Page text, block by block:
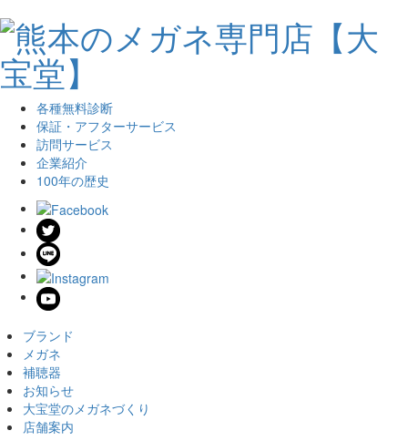
各種無料診断
保証・アフターサービス
訪問サービス
企業紹介
100年の歴史
ブランド
メガネ
補聴器
お知らせ
大宝堂のメガネづくり
店舗案内